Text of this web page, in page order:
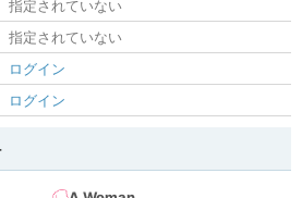
指定されていない
指定されていない
ログイン
ログイン